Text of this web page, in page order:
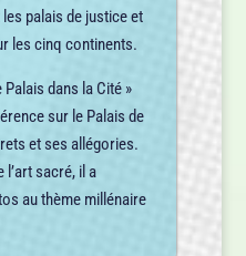
palais de justice et
les cinq continents.
dans la Cité »
sur le Palais de
et ses allégories.
sacré, il a
au thème millénaire